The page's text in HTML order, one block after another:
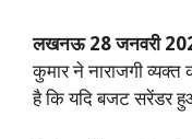
लखनऊ 28 जनवरी
कुमार ने नाराजगी
है कि यदि बजट सरेंडर